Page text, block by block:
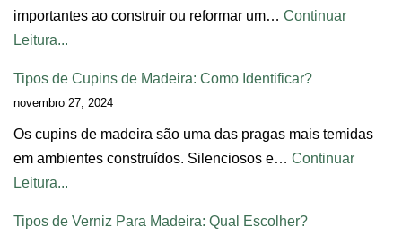
importantes ao construir ou reformar um… Continuar
Leitura...
Tipos de Cupins de Madeira: Como Identificar?
novembro 27, 2024
Os cupins de madeira são uma das pragas mais temidas
em ambientes construídos. Silenciosos e… Continuar
Leitura...
Tipos de Verniz Para Madeira: Qual Escolher?